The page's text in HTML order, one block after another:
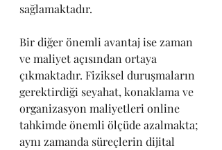
sağlamaktadır.
Bir diğer önemli avantaj ise zaman
ve maliyet açısından ortaya
çıkmaktadır. Fiziksel duruşmaların
gerektirdiği seyahat, konaklama ve
organizasyon maliyetleri online
tahkimde önemli ölçüde azalmakta;
aynı zamanda süreçlerin dijital